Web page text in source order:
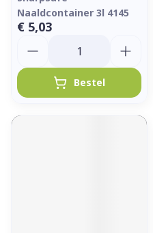
Naaldcontainer 3l 4145
€ 5,03
Bestel